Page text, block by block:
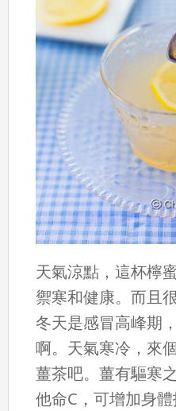
天氣涼點，這杯檸
禦寒和健康。而且
冬天是感冒高峰期
啊。天氣寒冷，來
薑茶吧。薑有驅寒
他命C，可增加身